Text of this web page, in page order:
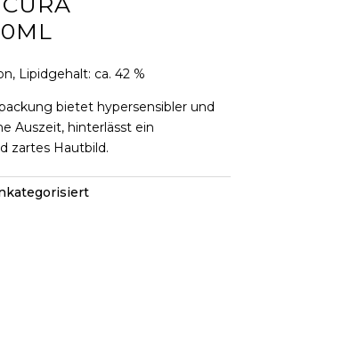
Lipidgehalt: ca. 42 %
bietet hypersensibler und
Auszeit, hinterlässt ein
zartes Hautbild.